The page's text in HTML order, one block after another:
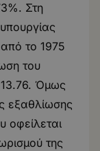
Στη
το 1975
του
13.76. Όμως
εξαθλίωσης
οφείλεται
της